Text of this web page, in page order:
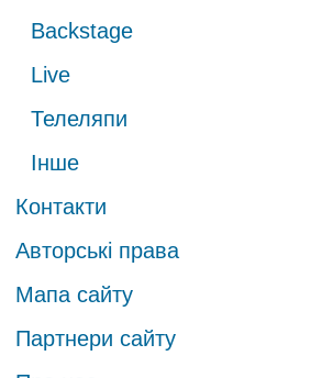
Backstage
Live
Телеляпи
Інше
Контакти
Авторські права
Мапа сайту
Партнери сайту